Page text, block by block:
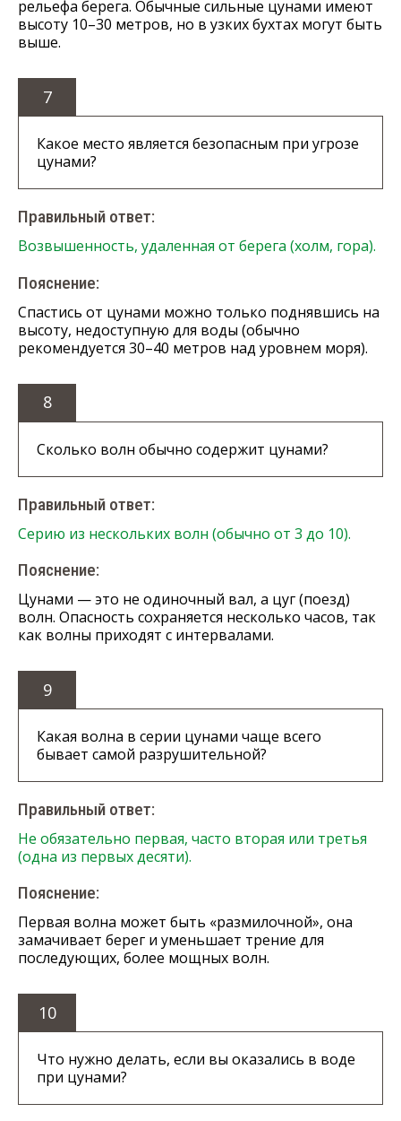
рельефа берега. Обычные сильные цунами имеют
высоту 10–30 метров, но в узких бухтах могут быть
выше.
7
Какое место является безопасным при угрозе
цунами?
Правильный ответ:
Возвышенность, удаленная от берега (холм, гора).
Пояснение:
Спастись от цунами можно только поднявшись на
высоту, недоступную для воды (обычно
рекомендуется 30–40 метров над уровнем моря).
8
Сколько волн обычно содержит цунами?
Правильный ответ:
Серию из нескольких волн (обычно от 3 до 10).
Пояснение:
Цунами — это не одиночный вал, а цуг (поезд)
волн. Опасность сохраняется несколько часов, так
как волны приходят с интервалами.
9
Какая волна в серии цунами чаще всего
бывает самой разрушительной?
Правильный ответ:
Не обязательно первая, часто вторая или третья
(одна из первых десяти).
Пояснение:
Первая волна может быть «размилочной», она
замачивает берег и уменьшает трение для
последующих, более мощных волн.
10
Что нужно делать, если вы оказались в воде
при цунами?